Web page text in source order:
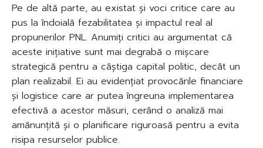
Pe de altă parte, au existat și voci critice care au
pus la îndoială fezabilitatea și impactul real al
propunerilor PNL. Anumiți critici au argumentat că
aceste inițiative sunt mai degrabă o mișcare
strategică pentru a câștiga capital politic, decât un
plan realizabil. Ei au evidențiat provocările financiare
și logistice care ar putea îngreuna implementarea
efectivă a acestor măsuri, cerând o analiză mai
amănunțită și o planificare riguroasă pentru a evita
risipa resurselor publice.